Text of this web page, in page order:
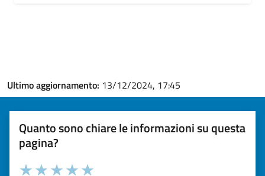
Ultimo aggiornamento: 13/12/2024, 17:45
Quanto sono chiare le informazioni su questa
pagina?
Valuta la chiarezza delle informazioni (da 1 a 5 stelle)
Seleziona il numero di stelle per valutare la chiarezza delle